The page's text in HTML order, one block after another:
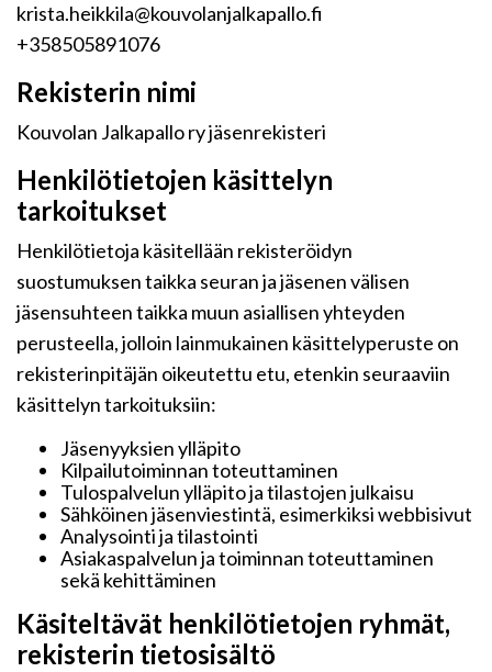
krista.heikkila@kouvolanjalkapallo.fi
+358505891076
Rekisterin nimi
Kouvolan Jalkapallo ry jäsenrekisteri
Henkilötietojen käsittelyn
tarkoitukset
Henkilötietoja käsitellään rekisteröidyn
suostumuksen taikka seuran ja jäsenen välisen
jäsensuhteen taikka muun asiallisen yhteyden
perusteella, jolloin lainmukainen käsittelyperuste on
rekisterinpitäjän oikeutettu etu, etenkin seuraaviin
käsittelyn tarkoituksiin:
Jäsenyyksien ylläpito
Kilpailutoiminnan toteuttaminen
Tulospalvelun ylläpito ja tilastojen julkaisu
Sähköinen jäsenviestintä, esimerkiksi webbisivut
Analysointi ja tilastointi
Asiakaspalvelun ja toiminnan toteuttaminen
sekä kehittäminen
Käsiteltävät henkilötietojen ryhmät,
rekisterin tietosisältö